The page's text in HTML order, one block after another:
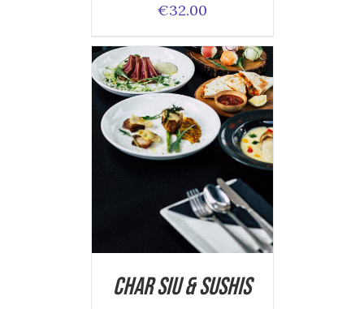
€32.00
ADD TO CART
/
DETAILS
Char Siu & Sushis